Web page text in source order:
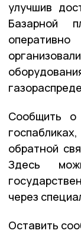
улучшив
Базарной
Сообщить
обратной
Здесь
через
Оставить